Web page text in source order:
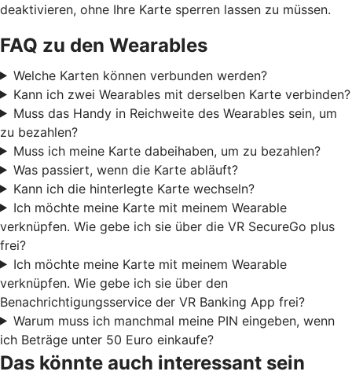
deaktivieren, ohne Ihre Karte sperren lassen zu müssen.
FAQ zu den Wearables
Welche Karten können verbunden werden?
Kann ich zwei Wearables mit derselben Karte verbinden?
Muss das Handy in Reichweite des Wearables sein, um
zu bezahlen?
Muss ich meine Karte dabeihaben, um zu bezahlen?
Was passiert, wenn die Karte abläuft?
Kann ich die hinterlegte Karte wechseln?
Ich möchte meine Karte mit meinem Wearable
verknüpfen. Wie gebe ich sie über die VR SecureGo plus
frei?
Ich möchte meine Karte mit meinem Wearable
verknüpfen. Wie gebe ich sie über den
Benachrichtigungsservice der VR Banking App frei?
Warum muss ich manchmal meine PIN eingeben, wenn
ich Beträge unter 50 Euro einkaufe?
Das könnte auch interessant sein